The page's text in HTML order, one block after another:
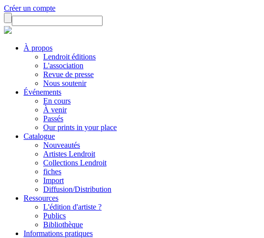
Créer un compte
À propos
Lendroit éditions
L'association
Revue de presse
Nous soutenir
Événements
En cours
À venir
Passés
Our prints in your place
Catalogue
Nouveautés
Artistes Lendroit
Collections Lendroit
fiches
Import
Diffusion/Distribution
Ressources
L'édition d'artiste ?
Publics
Bibliothèque
Informations pratiques